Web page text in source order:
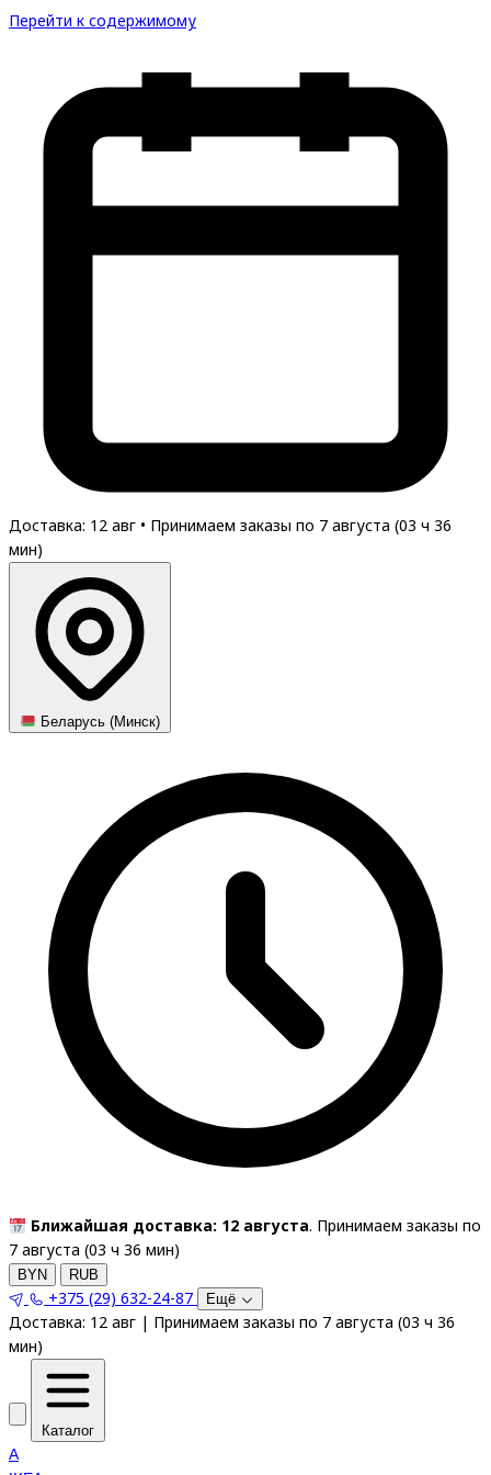
Перейти к содержимому
Доставка: 12 авг • Принимаем заказы по 7 августа (03 ч 36
мин)
Беларусь (Минск)
Ближайшая доставка: 12 августа. Принимаем заказы по
7 августа (03 ч 36 мин)
BYN RUB
+375 (29) 632-24-87 Ещё
Доставка: 12 авг | Принимаем заказы по 7 августа (03 ч 36
мин)
Каталог
A